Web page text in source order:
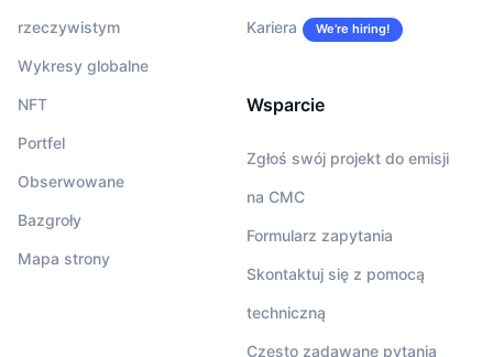
rzeczywistym
Wykresy globalne
NFT
Portfel
Obserwowane
Bazgroły
Mapa strony
Kariera We’re hiring!
Wsparcie
Zgłoś swój projekt do emisji
na CMC
Formularz zapytania
Skontaktuj się z pomocą
techniczną
Często zadawane pytania